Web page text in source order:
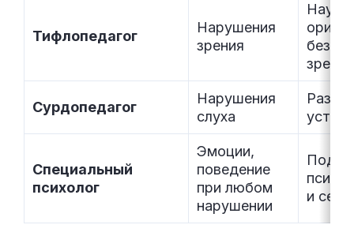
Тифлопедагог
Нарушения
зрения
без
зрение
Сурдопедагог
Нарушения
слуха
Специальный
психолог
Эмоции,
поведение
при любом
нарушении
и